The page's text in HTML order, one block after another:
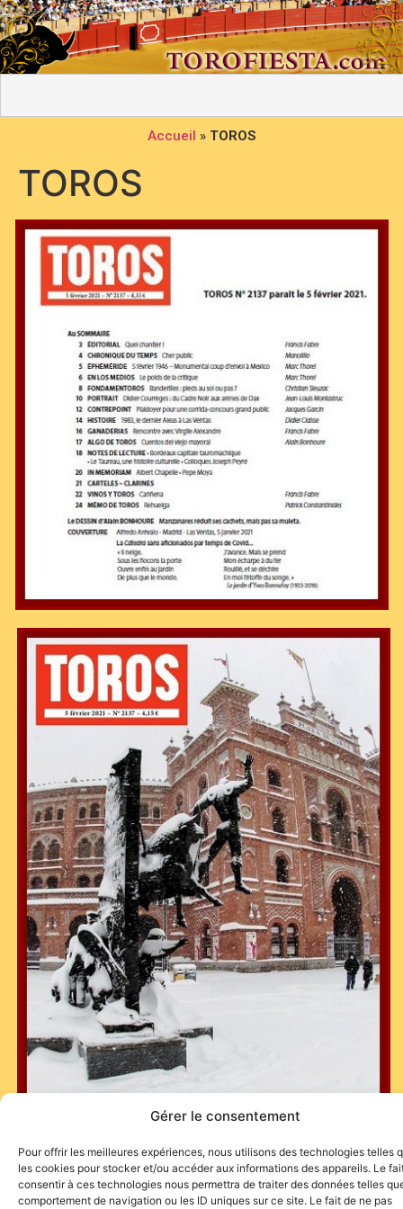
Gérer le consentement
Pour offrir les meilleures expériences, nous utilisons des technologies telles
les cookies pour stocker et/ou accéder aux informations des appareils. Le
consentir à ces technologies nous permettra de traiter des données telles
comportement de navigation ou les ID uniques sur ce site. Le fait de ne pas
Accueil » TOROS
TOROS